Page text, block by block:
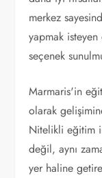
merkez
yapmak
seçenek
Marmaris'in
olarak
Nitelikli eğitim
değil, aynı
yer haline